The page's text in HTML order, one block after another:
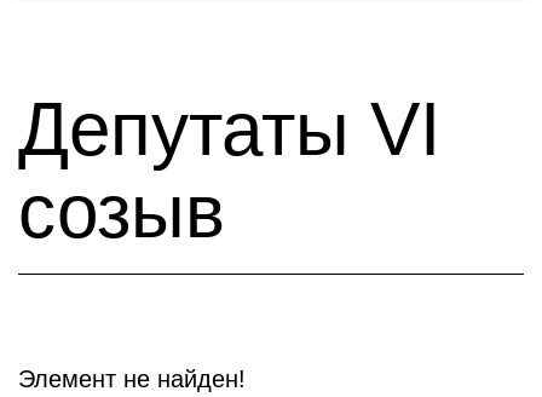
Депутаты VI
созыв
Элемент не найден!